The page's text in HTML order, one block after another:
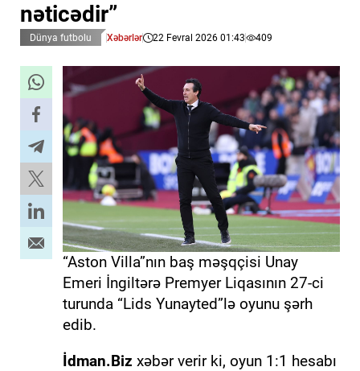
nəticədir”
Dünya futbolu Xəbərlər 22 Fevral 2026 01:43 409
“Aston Villa”nın baş məşqçisi Unay
Emeri İngiltərə Premyer Liqasının 27-ci
turunda “Lids Yunayted”lə oyunu şərh
edib.
İdman.Biz xəbər verir ki, oyun 1:1 hesabı